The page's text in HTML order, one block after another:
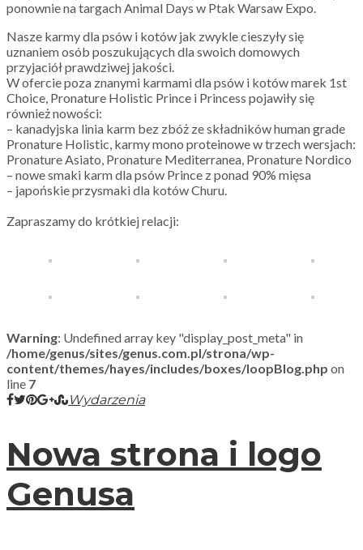
ponownie na targach Animal Days w Ptak Warsaw Expo.
Nasze karmy dla psów i kotów jak zwykle cieszyły się
uznaniem osób poszukujących dla swoich domowych
przyjaciół prawdziwej jakości.
W ofercie poza znanymi karmami dla psów i kotów marek 1st
Choice, Pronature Holistic Prince i Princess pojawiły się
również nowości:
– kanadyjska linia karm bez zbóż ze składników human grade
Pronature Holistic, karmy mono proteinowe w trzech wersjach:
Pronature Asiato, Pronature Mediterranea, Pronature Nordico
– nowe smaki karm dla psów Prince z ponad 90% mięsa
– japońskie przysmaki dla kotów Churu.
Zapraszamy do krótkiej relacji:
Warning: Undefined array key "display_post_meta" in
/home/genus/sites/genus.com.pl/strona/wp-
content/themes/hayes/includes/boxes/loopBlog.php on
line 7
Wydarzenia
Nowa strona i logo
Genusa